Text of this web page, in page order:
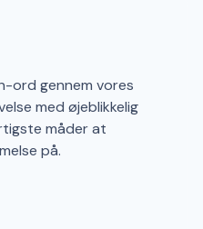
ord gennem vores
med øjeblikkelig
måder at
på.